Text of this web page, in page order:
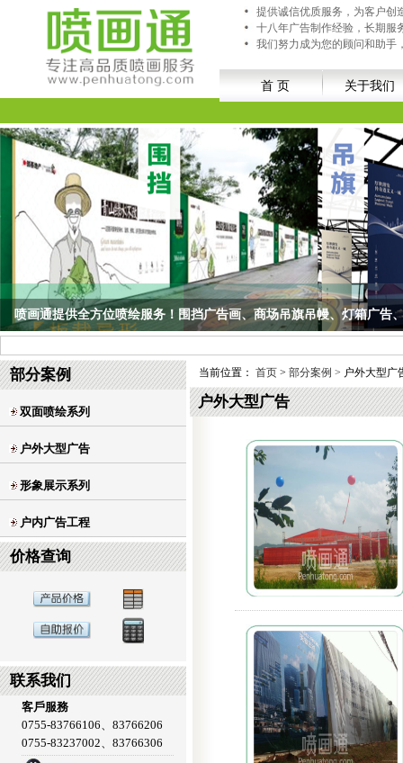
提供诚信优质服务，为客户创
十八年广告制作经验，长期服
我们努力成为您的顾问和助手
首 页 关于我们
喷画通提供全方位喷绘服务！围挡广告画、商场吊旗吊幔、灯箱广告
部分案例
双面喷绘系列
户外大型广告
形象展示系列
户内广告工程
价格查询
联系我们
客戶服務
0755-83766106、83766206
0755-83237002、83766306
当前位置： 首页> 部分案例 > 户外大型广
户外大型广告